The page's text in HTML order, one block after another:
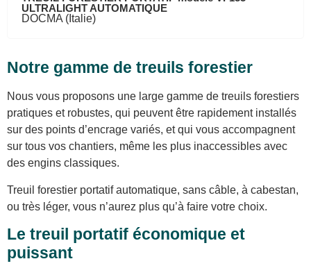
ULTRALIGHT AUTOMATIQUE
DOCMA (Italie)
Notre gamme de treuils forestier
Nous vous proposons une large gamme de treuils forestiers
pratiques et robustes, qui peuvent être rapidement installés
sur des points d’encrage variés, et qui vous accompagnent
sur tous vos chantiers, même les plus inaccessibles avec
des engins classiques.
Treuil forestier portatif automatique, sans câble, à cabestan,
ou très léger, vous n’aurez plus qu’à faire votre choix.
Le treuil portatif économique et
puissant